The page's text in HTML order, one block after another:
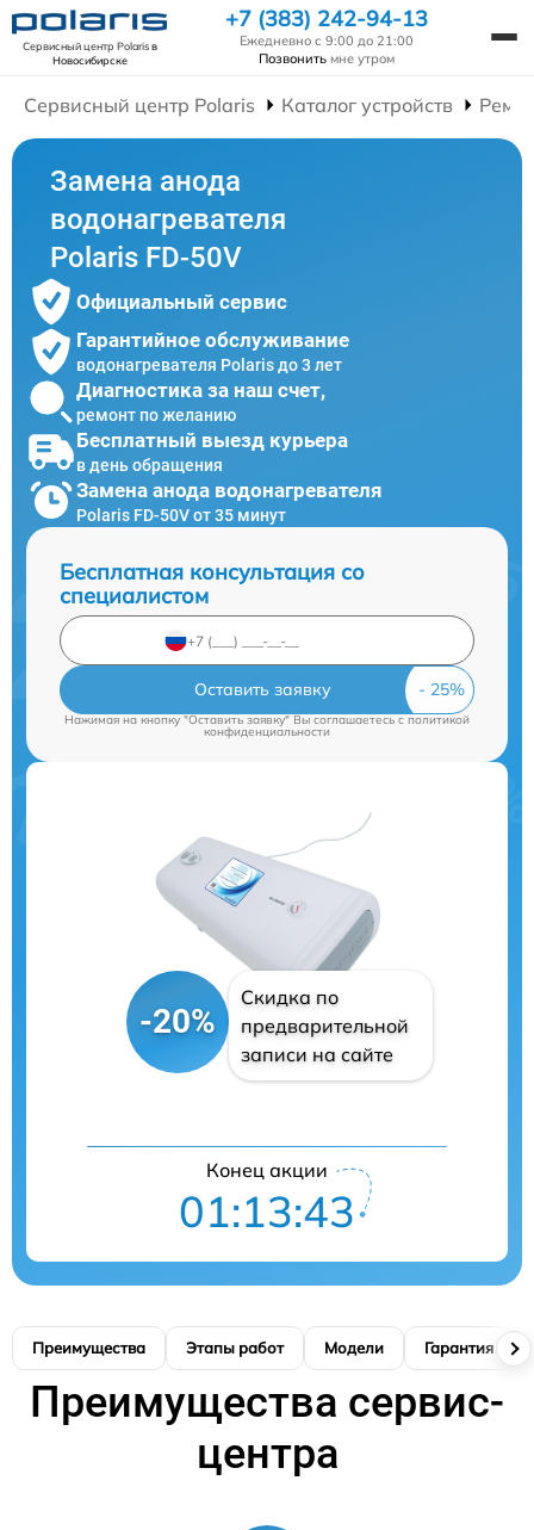
Сервисный центр Polarisв
Новосибирске
+7 (383) 242-94-13
Ежедневно с 9:00 до 21:00
Позвонить мне утром
Сервисный центр Polaris Каталог устройств
Замена анода
водонагревателя
Polaris FD-50V
Официальный сервис
Гарантийное обслуживание
водонагревателя Polaris до 3 лет
Диагностика за наш счет,
ремонт по желанию
Бесплатный выезд курьера
в день обращения
Замена анода водонагревателя
Polaris FD-50V от 35 минут
Бесплатная консультация со
специалистом
Оставить заявку
Нажимая на кнопку "Оставить заявку" Вы соглашаетесь cполитикой
конфиденциальности
-20%
Скидка по
предварительной
записи на сайте
Конец акции
01:13:42
Преимущества Этапы работ Модели Гарантия
Преимущества сервис-
центра